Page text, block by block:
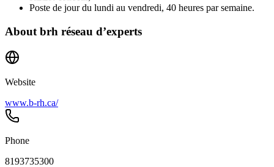
Poste de jour du lundi au vendredi, 40 heures par semaine.
About brh réseau d’experts
Website
www.b-rh.ca/
Phone
8193735300